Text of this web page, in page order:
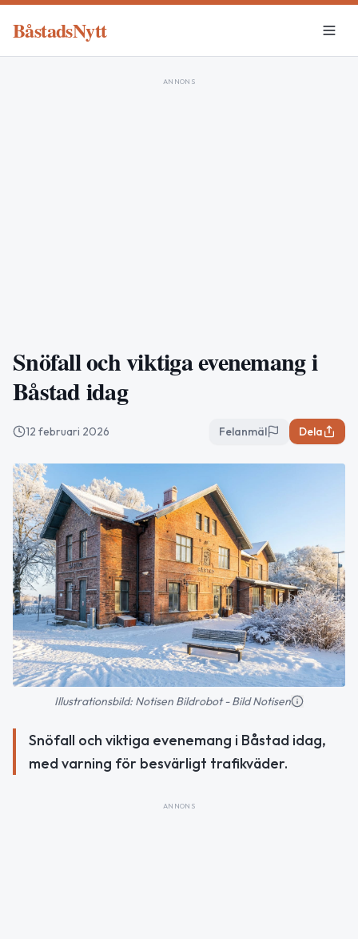
BåstadsNytt
ANNONS
Snöfall och viktiga evenemang i
Båstad idag
12 februari 2026 Felanmäl Dela
Illustrationsbild: Notisen Bildrobot - Bild Notisen
Snöfall och viktiga evenemang i Båstad idag,
med varning för besvärligt trafikväder.
ANNONS